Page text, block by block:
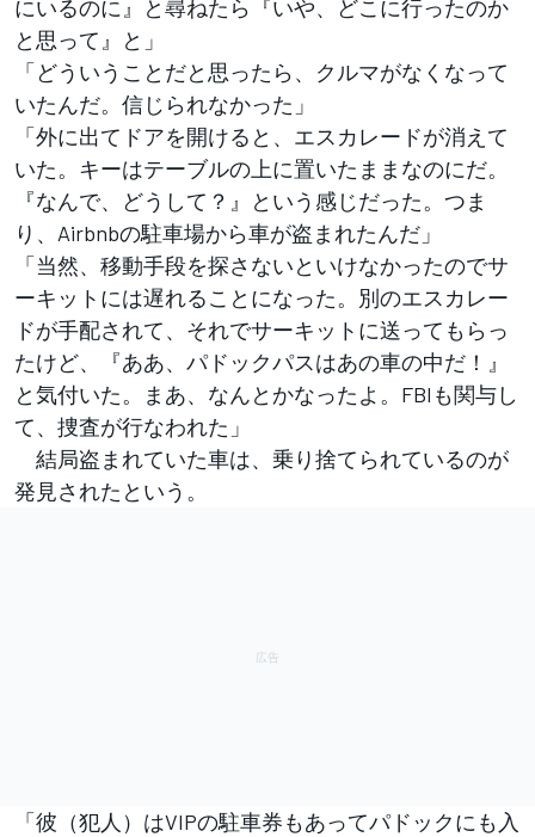
にいるのに』と尋ねたら『いや、どこに行ったのか
と思って』と」
「どういうことだと思ったら、クルマがなくなって
いたんだ。信じられなかった」
「外に出てドアを開けると、エスカレードが消えて
いた。キーはテーブルの上に置いたままなのにだ。
『なんで、どうして？』という感じだった。つま
り、Airbnbの駐車場から車が盗まれたんだ」
「当然、移動手段を探さないといけなかったのでサ
ーキットには遅れることになった。別のエスカレー
ドが手配されて、それでサーキットに送ってもらっ
たけど、『ああ、パドックパスはあの車の中だ！』
と気付いた。まあ、なんとかなったよ。FBIも関与し
て、捜査が行なわれた」
結局盗まれていた車は、乗り捨てられているのが
発見されたという。
「彼（犯人）はVIPの駐車券もあってパドックにも入